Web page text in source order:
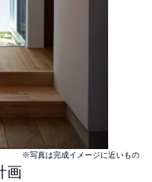
※写真は完成イメージに近いもの
画